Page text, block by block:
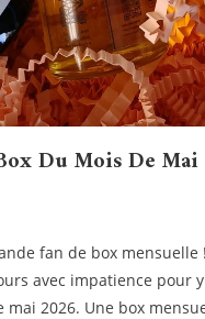
Du Mois De Mai
fan de box mensuelle
avec impatience pour
2026. Une box